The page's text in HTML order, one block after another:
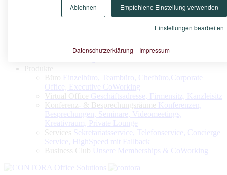
Einstellungen bearbeiten
Empfohlene Einstellung verwenden
Ablehnen
Datenschutzerklärung Impressum
Konfigurieren Sie nach Ihrem Bedarf Ihr Virtuelles Büro oder
Produkte
Büro Einzelbüro, Teambüro, Chefbüro,Corporate
Office, Executive CoWorking
Virtual Office Geschäftsadresse, Firmensitz, Kanzleisitz
Konferenz- & Besprechungsräume Konferenzen,
Besprechungen, Seminare, Videomeetings,
Kreativraum, Private Lounge
Services Sekretariatsservice, Telefonservice, Concierge
Service, HighSpeed mit Fallback
Business Club Unsere Memberships & CoWorking